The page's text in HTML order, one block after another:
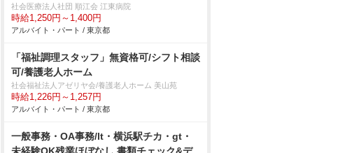
社会医療法人社団 順江会 江東病院
時給1,250円～1,400円
アルバイト・パート / 東京都
「福祉調理スタッフ」無資格可/シフト相談
可/養護老人ホーム
社会福祉法人アゼリヤ会/養護老人ホーム 美山苑
時給1,226円～1,257円
アルバイト・パート / 東京都
一般事務・OA事務/lt・横浜駅チカ・gt・